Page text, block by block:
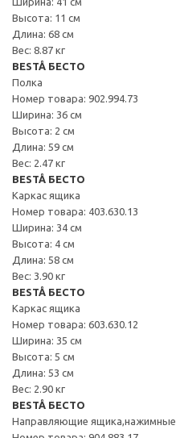
Высота: 11 см
Длина: 68 см
Вес: 8.87 кг
BESTÅ БЕСТО
Полка
Номер товара: 902.994.73
Ширина: 36 см
Высота: 2 см
Длина: 59 см
Вес: 2.47 кг
BESTÅ БЕСТО
Каркас ящика
Номер товара: 403.630.13
Ширина: 34 см
Высота: 4 см
Длина: 58 см
Вес: 3.90 кг
BESTÅ БЕСТО
Каркас ящика
Номер товара: 603.630.12
Ширина: 35 см
Высота: 5 см
Длина: 53 см
Вес: 2.90 кг
BESTÅ БЕСТО
Направляющие ящика,нажимные